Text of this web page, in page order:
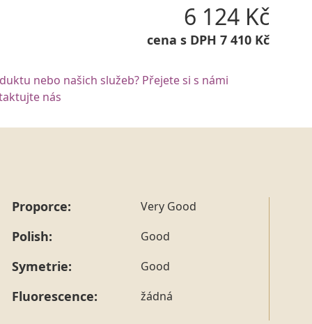
6 124 Kč
cena s DPH 7 410 Kč
nebo našich služeb? Přejete si s námi
nás
Proporce: Very Good
Polish: Good
Symetrie: Good
Fluorescence: žádná